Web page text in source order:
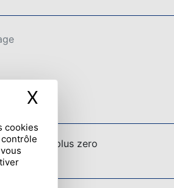
cookies
X
font cinq plus zero